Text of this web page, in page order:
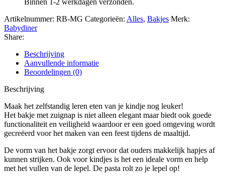
Artikelnummer: RB-MG Categorieën: Alles, Bakjes Merk:
Babydiner
Share:
Beschrijving
Aanvullende informatie
Beoordelingen (0)
Beschrijving
Maak het zelfstandig leren eten van je kindje nog leuker!
Het bakje met zuignap is niet alleen elegant maar biedt ook goede
functionaliteit en veiligheid waardoor er een goed omgeving wordt
gecreëerd voor het maken van een feest tijdens de maaltijd.
De vorm van het bakje zorgt ervoor dat ouders makkelijk hapjes af
kunnen strijken. Ook voor kindjes is het een ideale vorm en help
met het vullen van de lepel. De pasta rolt zo je lepel op!